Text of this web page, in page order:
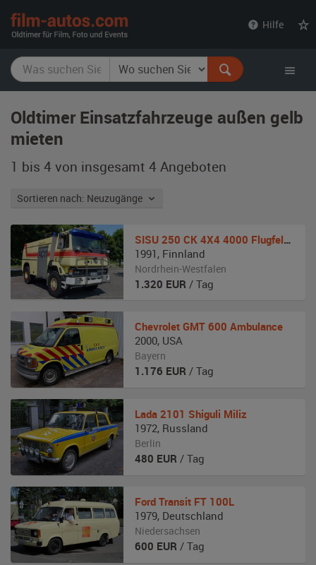
Hilfe
Oldtimer Einsatzfahrzeuge außen gelb
mieten
1 bis 4 von insgesamt 4 Angeboten
Sortieren nach: Neuzugänge
SISU 250 CK 4X4 4000 Flugfeldlöschfahrzeug
1991 , Finnland
Nordrhein-Westfalen
1.320 EUR / Tag
Chevrolet GMT 600 Ambulance
2000, USA
Bayern
1.176 EUR / Tag
Lada 2101 Shiguli Miliz
1972, Russland
Berlin
480 EUR / Tag
Ford Transit FT 100L
1979, Deutschland
Niedersachsen
600 EUR / Tag